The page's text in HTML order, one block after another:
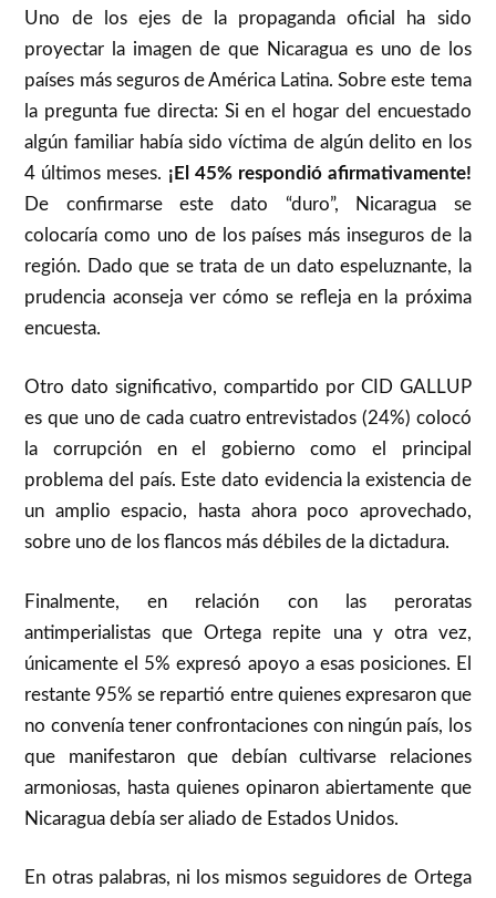
Uno de los ejes de la propaganda oficial ha sido
proyectar la imagen de que Nicaragua es uno de los
países más seguros de América Latina. Sobre este tema
la pregunta fue directa: Si en el hogar del encuestado
algún familiar había sido víctima de algún delito en los
4 últimos meses. ¡El 45% respondió afirmativamente!
De confirmarse este dato “duro”, Nicaragua se
colocaría como uno de los países más inseguros de la
región. Dado que se trata de un dato espeluznante, la
prudencia aconseja ver cómo se refleja en la próxima
encuesta.
Otro dato significativo, compartido por CID GALLUP
es que uno de cada cuatro entrevistados (24%) colocó
la corrupción en el gobierno como el principal
problema del país. Este dato evidencia la existencia de
un amplio espacio, hasta ahora poco aprovechado,
sobre uno de los flancos más débiles de la dictadura.
Finalmente, en relación con las peroratas
antimperialistas que Ortega repite una y otra vez,
únicamente el 5% expresó apoyo a esas posiciones. El
restante 95% se repartió entre quienes expresaron que
no convenía tener confrontaciones con ningún país, los
que manifestaron que debían cultivarse relaciones
armoniosas, hasta quienes opinaron abiertamente que
Nicaragua debía ser aliado de Estados Unidos.
En otras palabras, ni los mismos seguidores de Ortega